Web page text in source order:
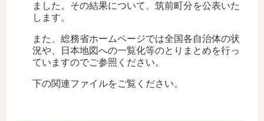
ました。その結果について、筑前町分を公表いた
します。
また、総務省ホームページでは全国各自治体の状
況や、日本地図への一覧化等のとりまとめを行っ
ていますのでご参照ください。
下の関連ファイルをご覧ください。